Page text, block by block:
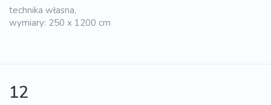
technika własna,
wymiary: 250 x 1200 cm
12